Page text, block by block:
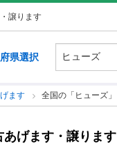
譲ります
県選択
ます 全国の「ヒューズ」
あげます・譲ります